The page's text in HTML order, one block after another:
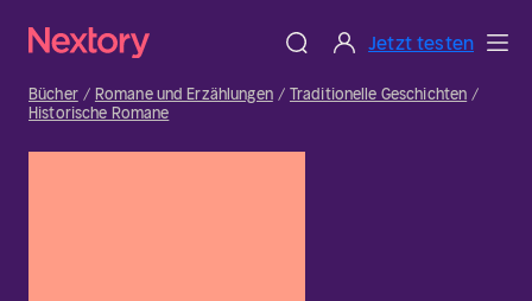
Jetzt testen
Bücher Romane und Erzählungen
Traditionelle Geschichten
Historische Romane